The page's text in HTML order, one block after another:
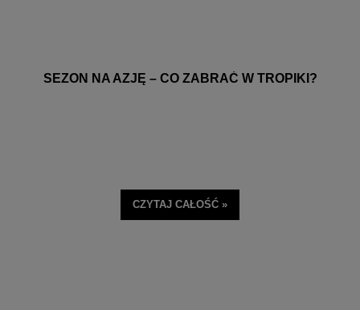
SEZON NA AZJĘ – CO ZABRAĆ W TROPIKI?
CZYTAJ CAŁOŚĆ »